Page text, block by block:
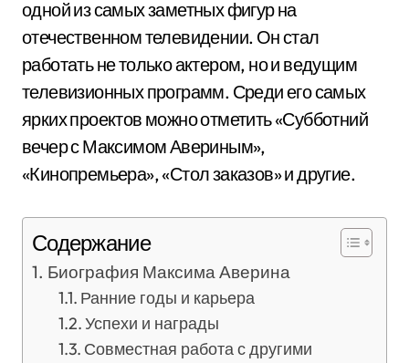
одной из самых заметных фигур на
отечественном телевидении. Он стал
работать не только актером, но и ведущим
телевизионных программ. Среди его самых
ярких проектов можно отметить «Субботний
вечер с Максимом Авериным»,
«Кинопремьера», «Стол заказов» и другие.
Содержание
Биография Максима Аверина
Ранние годы и карьера
Успехи и награды
Совместная работа с другими